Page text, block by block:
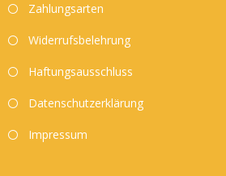
Zahlungsarten
Widerrufsbelehrung
Haftungsausschluss
Datenschutzerklärung
Impressum